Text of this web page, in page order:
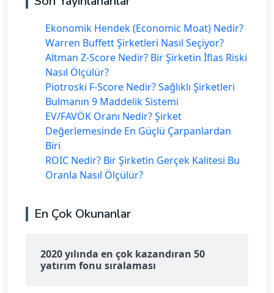
Ekonomik Hendek (Economic Moat) Nedir?
Warren Buffett Şirketleri Nasıl Seçiyor?
Altman Z-Score Nedir? Bir Şirketin İflas Riski
Nasıl Ölçülür?
Piotroski F-Score Nedir? Sağlıklı Şirketleri
Bulmanın 9 Maddelik Sistemi
EV/FAVÖK Oranı Nedir? Şirket
Değerlemesinde En Güçlü Çarpanlardan
Biri
ROIC Nedir? Bir Şirketin Gerçek Kalitesi Bu
Oranla Nasıl Ölçülür?
En Çok Okunanlar
2020 yılında en çok kazandıran 50
yatırım fonu sıralaması